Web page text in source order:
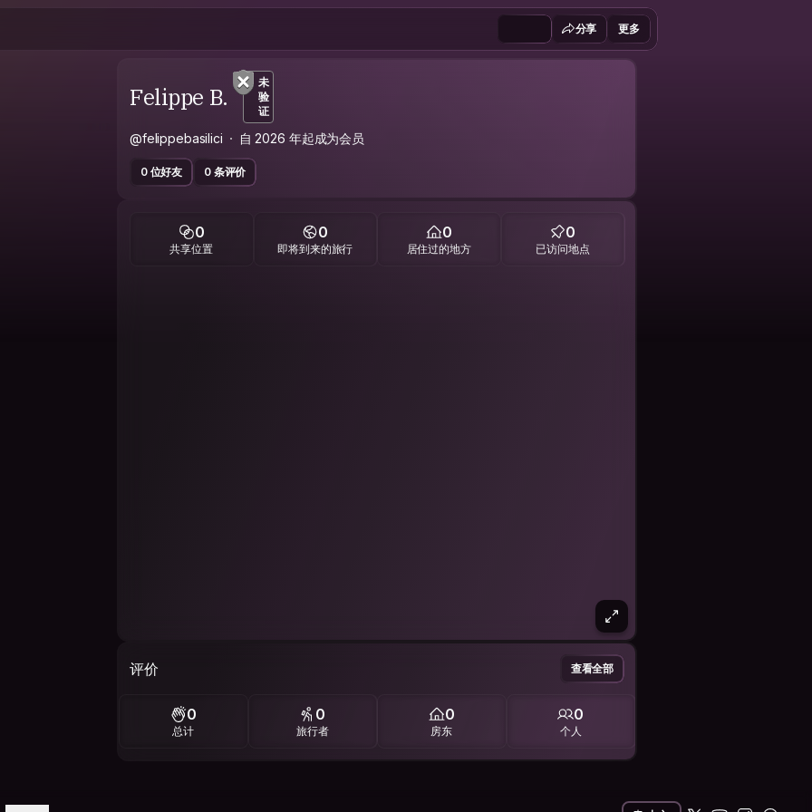
分享 更多
Felippe B.
未
验
证
@felippebasilici 自 2026 年起成为会员
0 位好友 0 条评价
0
共享位置
0
即将到来的旅行
0
居住过的地方
0
已访问地点
评价 查看全部
0
总计
0
旅行者
0
房东
0
个人